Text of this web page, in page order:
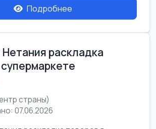
Подробнее
Нетания раскладка
страны)
07.06.2026